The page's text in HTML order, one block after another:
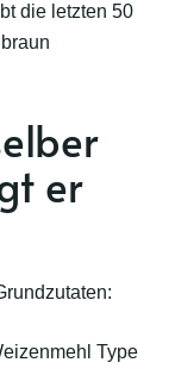
die letzten 50
er
Type